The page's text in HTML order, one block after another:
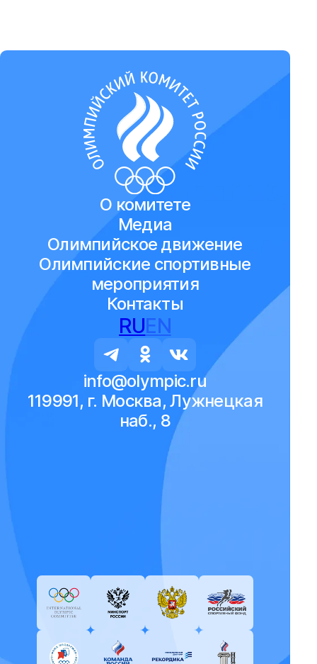
О комитете
Медиа
Олимпийское движение
Олимпийские спортивные
мероприятия
Контакты
RUEN
info@olympic.ru
119991, г. Москва, Лужнецкая
наб., 8